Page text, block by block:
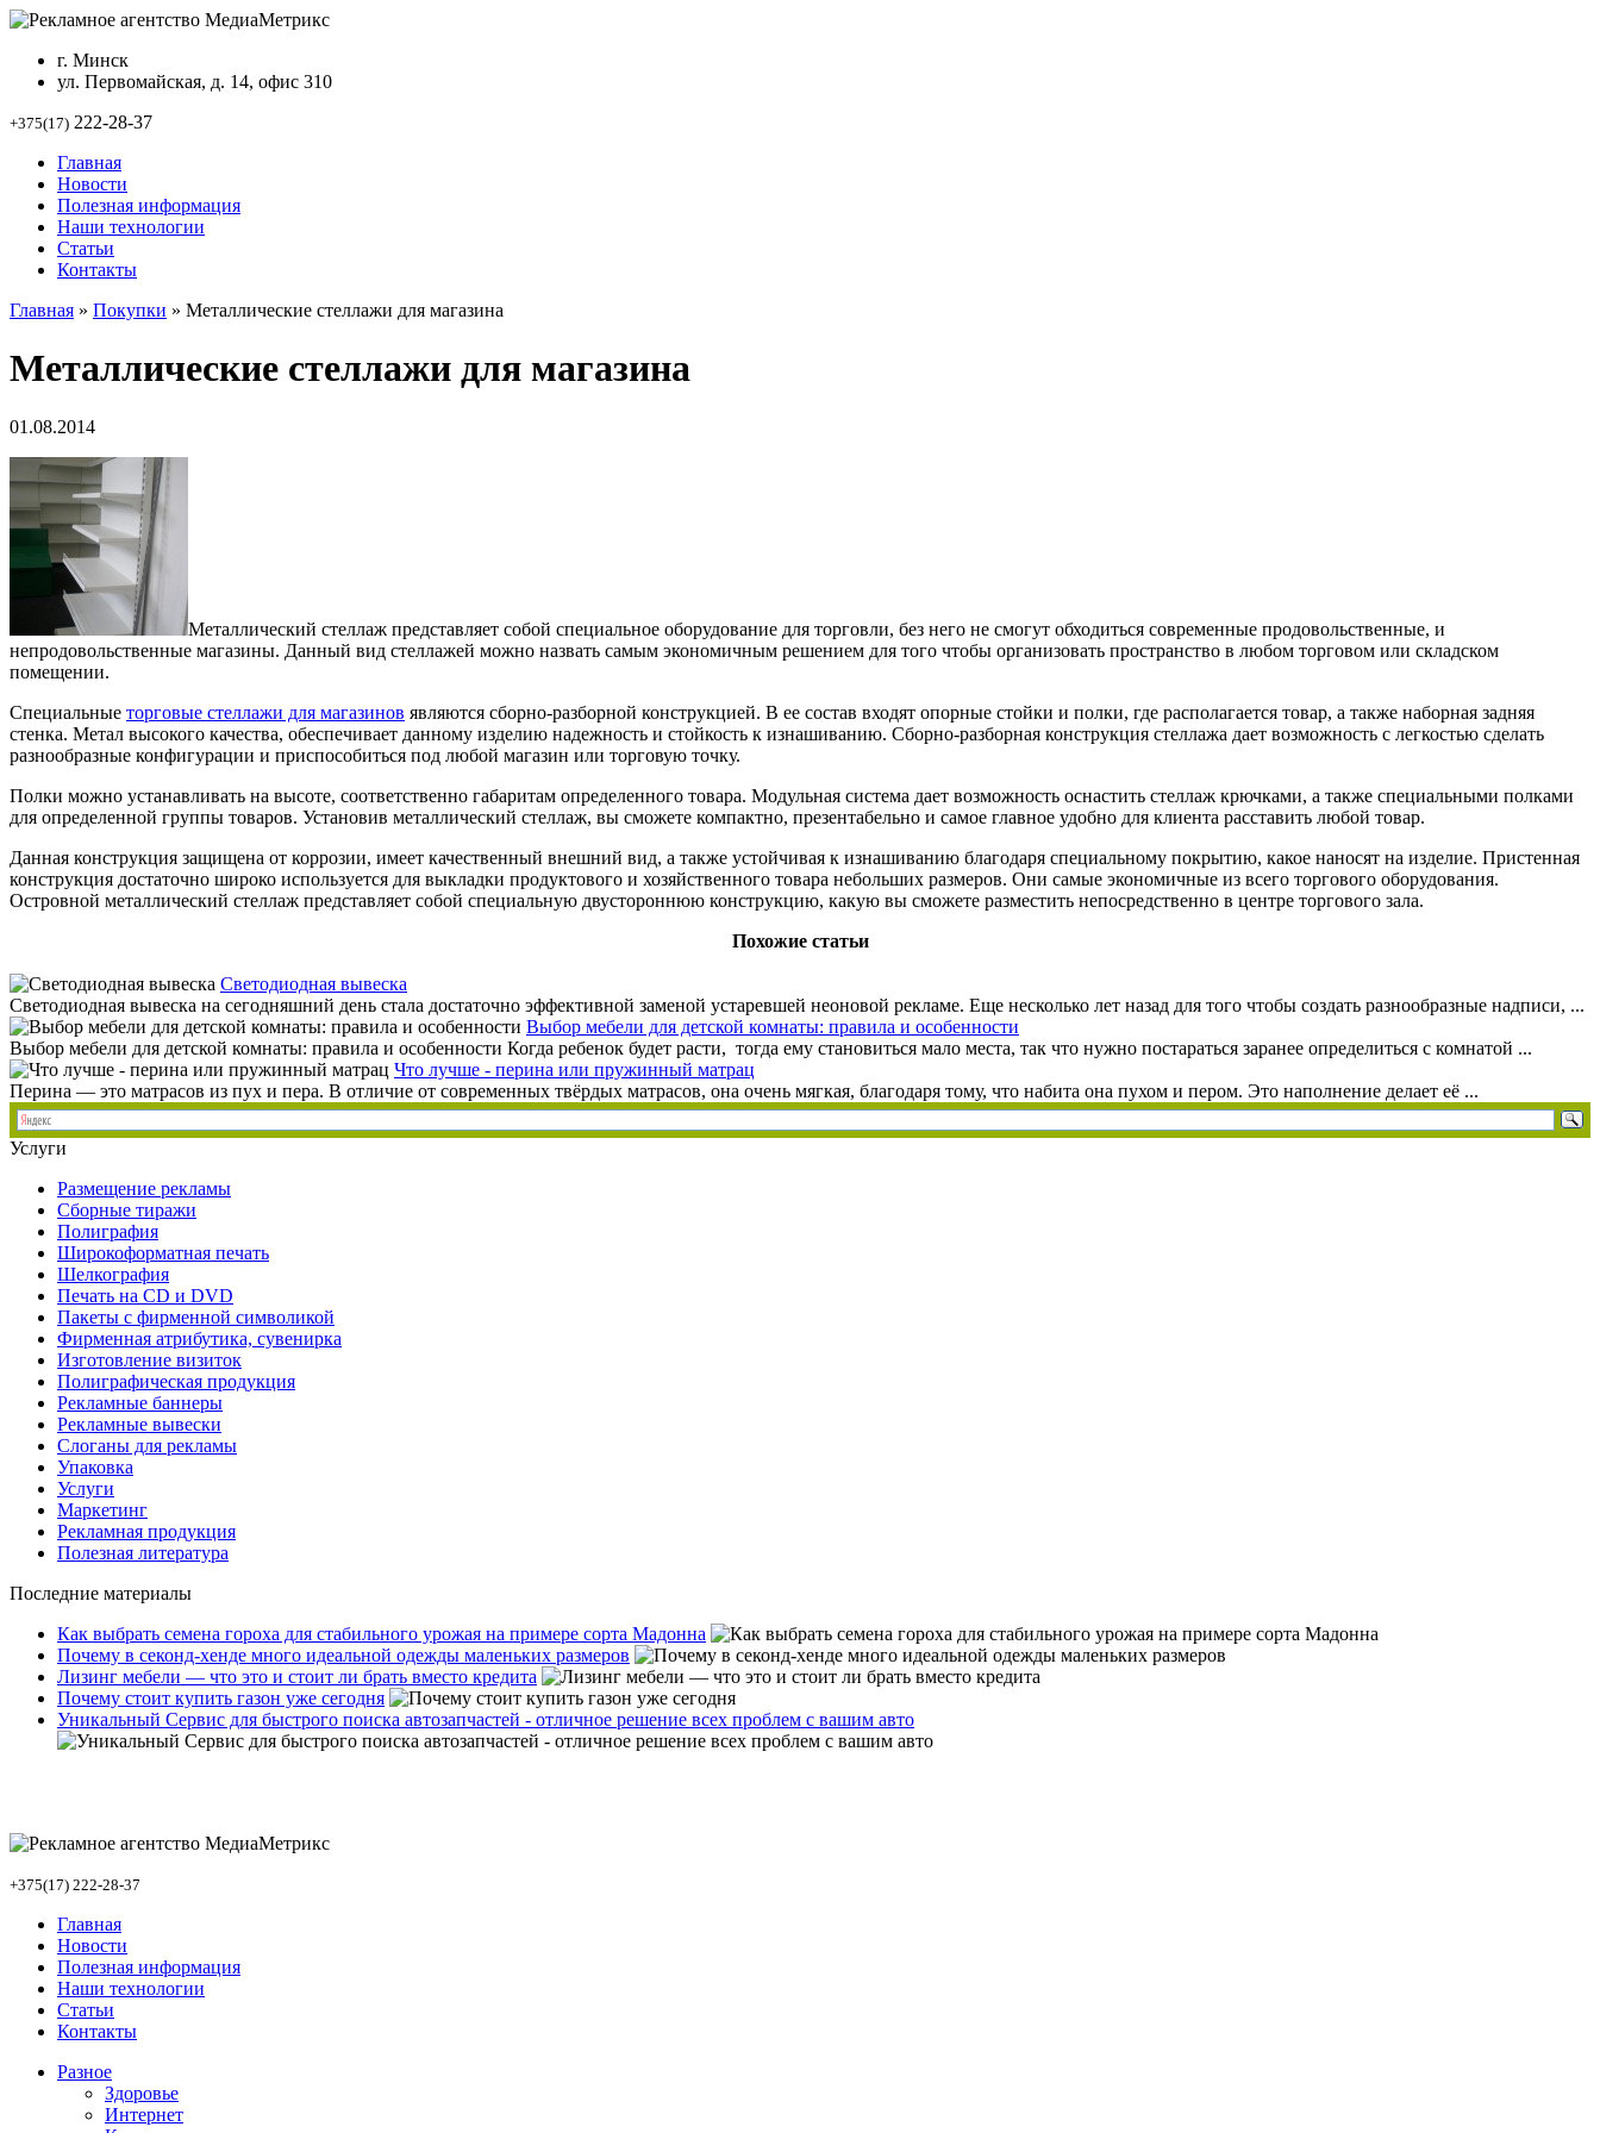
г. Минск
ул. Первомайская, д. 14, офис 310
+375(17) 222-28-37
Главная
Новости
Полезная информация
Наши технологии
Статьи
Контакты
Главная » Покупки » Металлические стеллажи для магазина
Металлические стеллажи для магазина
01.08.2014
Металлический стеллаж представляет собой специальное оборудование для торговли, без него не смогут обходиться современные продовольственные, и
непродовольственные магазины. Данный вид стеллажей можно назвать самым экономичным решением для того чтобы организовать пространство в любом торговом или складском
помещении.
Специальные торговые стеллажи для магазинов являются сборно-разборной конструкцией. В ее состав входят опорные стойки и полки, где располагается товар, а также наборная задняя
стенка. Метал высокого качества, обеспечивает данному изделию надежность и стойкость к изнашиванию. Сборно-разборная конструкция стеллажа дает возможность с легкостью сделать
разнообразные конфигурации и приспособиться под любой магазин или торговую точку.
Полки можно устанавливать на высоте, соответственно габаритам определенного товара. Модульная система дает возможность оснастить стеллаж крючками, а также специальными полками
для определенной группы товаров. Установив металлический стеллаж, вы сможете компактно, презентабельно и самое главное удобно для клиента расставить любой товар.
Данная конструкция защищена от коррозии, имеет качественный внешний вид, а также устойчивая к изнашиванию благодаря специальному покрытию, какое наносят на изделие. Пристенная
конструкция достаточно широко используется для выкладки продуктового и хозяйственного товара небольших размеров. Они самые экономичные из всего торгового оборудования.
Островной металлический стеллаж представляет собой специальную двустороннюю конструкцию, какую вы сможете разместить непосредственно в центре торгового зала.
Похожие статьи
Светодиодная вывеска
Светодиодная вывеска на сегодняшний день стала достаточно эффективной заменой устаревшей неоновой рекламе. Еще несколько лет назад для того чтобы создать разнообразные надписи, ...
Выбор мебели для детской комнаты: правила и особенности
Выбор мебели для детской комнаты: правила и особенности Когда ребенок будет расти, тогда ему становиться мало места, так что нужно постараться заранее определиться с комнатой ...
Что лучше - перина или пружинный матрац
Перина — это матрасов из пух и пера. В отличие от современных твёрдых матрасов, она очень мягкая, благодаря тому, что набита она пухом и пером. Это наполнение делает её ...
Услуги
Размещение рекламы
Сборные тиражи
Полиграфия
Широкоформатная печать
Шелкография
Печать на СD и DVD
Пакеты с фирменной символикой
Фирменная атрибутика, сувенирка
Изготовление визиток
Полиграфическая продукция
Рекламные баннеры
Рекламные вывески
Слоганы для рекламы
Упаковка
Услуги
Маркетинг
Рекламная продукция
Полезная литература
Последние материалы
Как выбрать семена гороха для стабильного урожая на примере сорта Мадонна
Почему в секонд-хенде много идеальной одежды маленьких размеров
Лизинг мебели — что это и стоит ли брать вместо кредита
Почему стоит купить газон уже сегодня
Уникальный Сервис для быстрого поиска автозапчастей - отличное решение всех проблем с вашим авто
+375(17) 222-28-37
Главная
Новости
Полезная информация
Наши технологии
Статьи
Контакты
Разное
Здоровье
Интернет